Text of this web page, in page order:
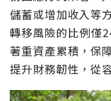
儲蓄或增加收入等
轉移風險的比例僅
著重資產累積，保
提升財務韌性，從